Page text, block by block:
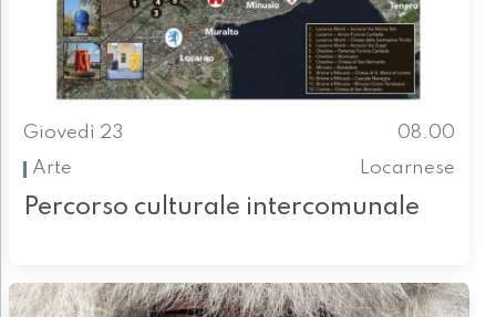
Giovedì 23
08.00
Arte
Locarnese
Percorso culturale intercomunale